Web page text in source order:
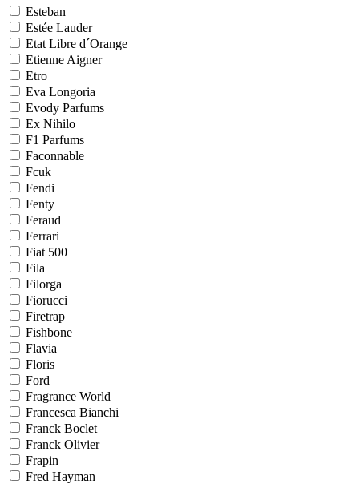
Esteban
Estée Lauder
Etat Libre d´Orange
Etienne Aigner
Etro
Eva Longoria
Evody Parfums
Ex Nihilo
F1 Parfums
Faconnable
Fcuk
Fendi
Fenty
Feraud
Ferrari
Fiat 500
Fila
Filorga
Fiorucci
Firetrap
Fishbone
Flavia
Floris
Ford
Fragrance World
Francesca Bianchi
Franck Boclet
Franck Olivier
Frapin
Fred Hayman